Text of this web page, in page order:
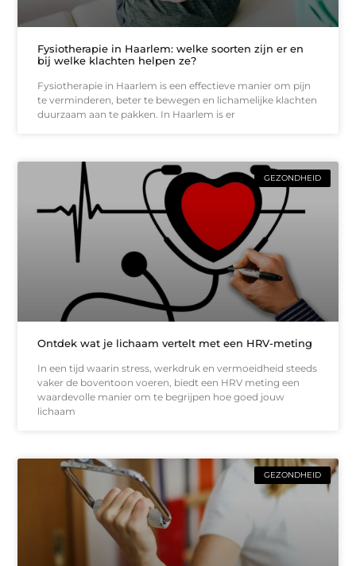
Fysiotherapie in Haarlem: welke soorten zijn er en
bij welke klachten helpen ze?
Fysiotherapie in Haarlem is een effectieve manier om pijn
te verminderen, beter te bewegen en lichamelijke klachten
duurzaam aan te pakken. In Haarlem is er
GEZONDHEID
Ontdek wat je lichaam vertelt met een HRV-meting
In een tijd waarin stress, werkdruk en vermoeidheid steeds
vaker de boventoon voeren, biedt een HRV meting een
waardevolle manier om te begrijpen hoe goed jouw
lichaam
GEZONDHEID